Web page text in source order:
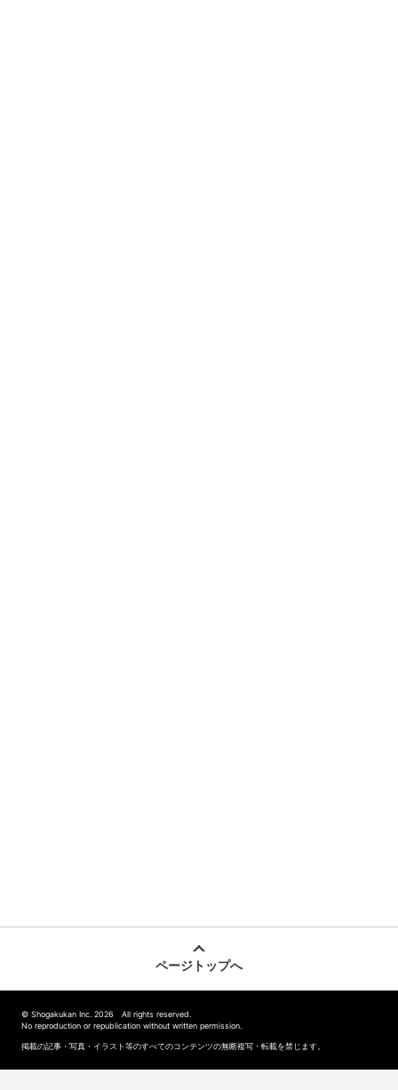
ページトップへ
© Shogakukan Inc. 2026 All rights reserved.
No reproduction or republication without written permission.
掲載の記事・写真・イラスト等のすべてのコンテンツの無断複写・転載を禁じます。